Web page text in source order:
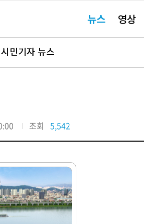
요뉴스 영상
시민기자 뉴스
조회 5,542